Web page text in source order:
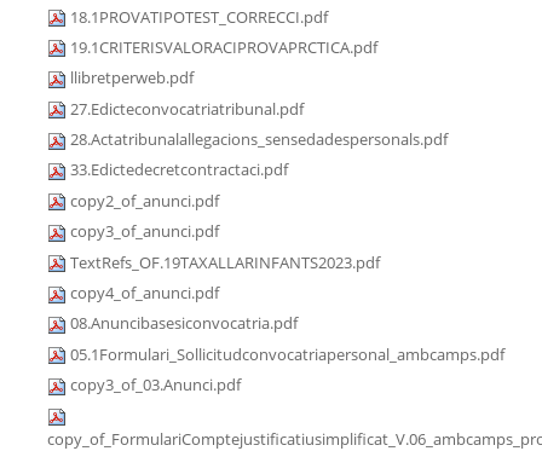
18.1PROVATIPOTEST_CORRECCI.pdf
19.1CRITERISVALORACIPROVAPRCTICA.pdf
llibretperweb.pdf
27.Edicteconvocatriatribunal.pdf
28.Actatribunalallegacions_sensedadespersonals.pdf
33.Edictedecretcontractaci.pdf
copy2_of_anunci.pdf
copy3_of_anunci.pdf
TextRefs_OF.19TAXALLARINFANTS2023.pdf
copy4_of_anunci.pdf
08.Anuncibasesiconvocatria.pdf
05.1Formulari_Sollicitudconvocatriapersonal_ambcamps.pdf
copy3_of_03.Anunci.pdf